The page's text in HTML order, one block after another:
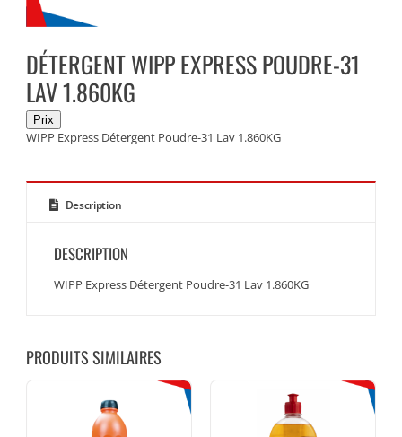
DÉTERGENT WIPP EXPRESS POUDRE-31
LAV 1.860KG
WIPP Express Détergent Poudre-31 Lav 1.860KG
Description
DESCRIPTION
WIPP Express Détergent Poudre-31 Lav 1.860KG
PRODUITS SIMILAIRES